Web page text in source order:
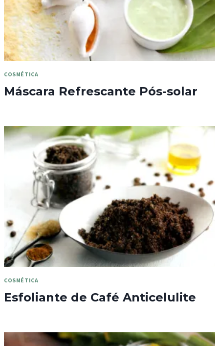
COSMÉTICA
Máscara Refrescante Pós-solar
COSMÉTICA
Esfoliante de Café Anticelulite